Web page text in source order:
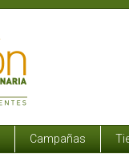
Campañas